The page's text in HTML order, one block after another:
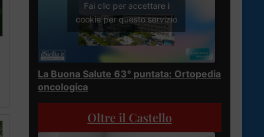
Fai clic per accettare i
cookie per questo servizio
La Buona Salute 63° puntata: Ortopedia
oncologica
Oltre il Castello